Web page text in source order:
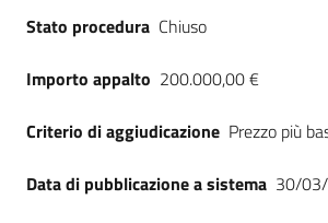
Stato procedura Chiuso
Importo appalto 200.000,00 €
Criterio di aggiudicazione Prezzo più
Data di pubblicazione a sistema 30/